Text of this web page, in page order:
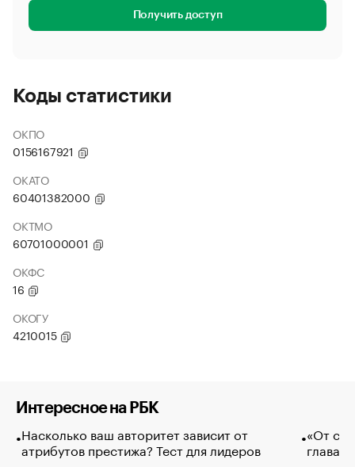
Получить доступ
Коды статистики
ОКПО
0156167921
ОКАТО
60401382000
ОКТМО
60701000001
ОКФС
16
ОКОГУ
4210015
Интересное на РБК
Насколько ваш авторитет зависит от
атрибутов престижа? Тест для лидеров
«От
глава